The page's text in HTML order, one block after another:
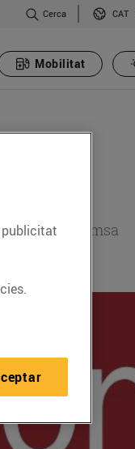
Cerca CAT
Mobilitat
de premsa
publicitat